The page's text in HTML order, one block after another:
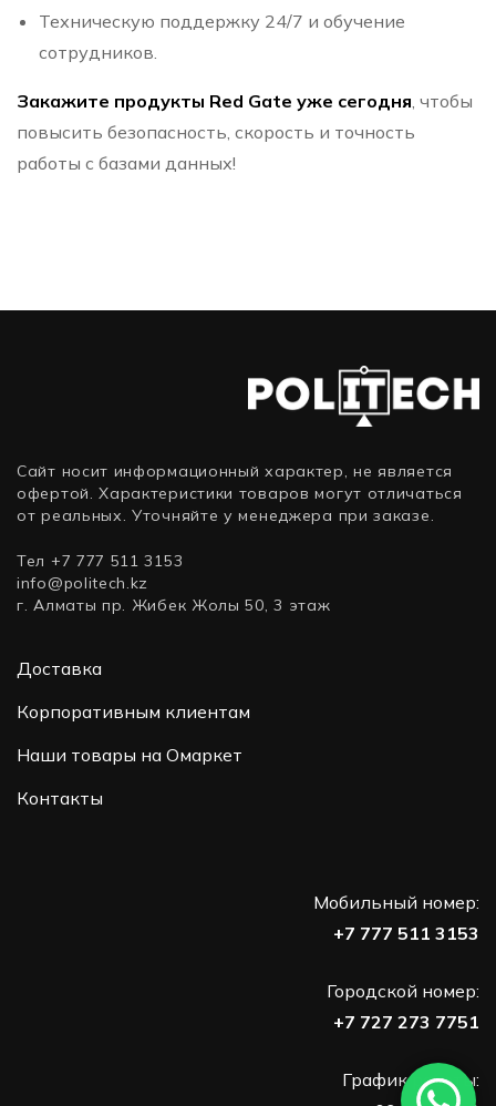
Техническую поддержку 24/7 и обучение
сотрудников.
Закажите продукты Red Gate уже сегодня, чтобы
повысить безопасность, скорость и точность
работы с базами данных!
Сайт носит информационный характер, не является
офертой. Характеристики товаров могут отличаться
от реальных. Уточняйте у менеджера при заказе.
Тел +7 777 511 3153
info@politech.kz
г. Алматы пр. Жибек Жолы 50, 3 этаж
Доставка
Корпоративным клиентам
Наши товары на Омаркет
Контакты
Мобильный номер:
+7 777 511 3153
Городской номер:
+7 727 273 7751
График работы: